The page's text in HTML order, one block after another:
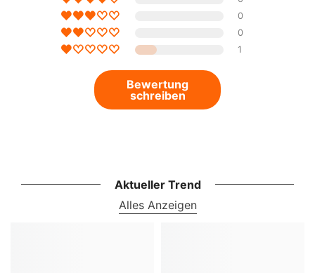
0
0
1
Bewertung
schreiben
Aktueller Trend
Alles Anzeigen